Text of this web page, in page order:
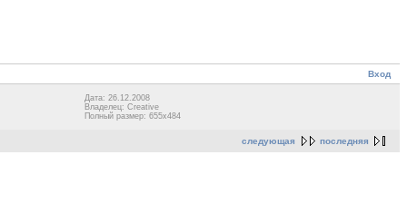
Вход
Дата: 26.12.2008
Владелец: Сreative
Полный размер: 655x484
следующая последняя